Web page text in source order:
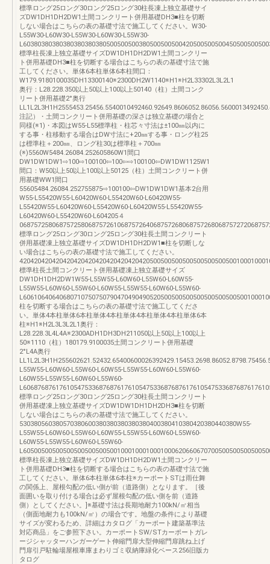
標準ロング25ロング30ロング25ロング30柱長凍上独立基礎サイ
ズDW1DH1DH2DW1土間コンクリート併用基礎DH3■柱を切断
しない場合はこちらの表の基礎寸法で施工してください。W30-
L55W30-L60W30-L55W30-L60W30-L55W30-
標準柱長凍上独立基礎サイズDW1DH1DH2DW1土間コンクリー
ト併用基礎DH3■柱を切断する場合はこちらの表の基礎寸法で施
工してください。単体6本柱単体6本柱間口：
W179.9180100035DH13300140※2300DH2W1140※H1※H2L33302L3L2L1
奥行：L28.228.350以上50以上100以上50140（柱）土間コンク
リート併用基礎2°奥行
注記）・土間コンクリート併用基礎の深さは独立基礎の場合と
同様(※1)・本図はW55-L55標準柱・柱芯々寸法は±100㎜以内に
する事・柱移動する場合はDW寸法に+20㎜する事・ロング柱25
は標準柱＋200㎜、ロング柱30は標準柱＋700㎜
(※)5560W5484.26084.252605860W1間口
DW1DW1DW1⇨100⇨100100⇦100⇦⇨100100⇦DW1DW1125W1
間口：W50以上50以上100以上50125（柱）土間コンクリート併
用基礎WW1間口
55605484.26084.252755875⇨100100⇦DW1DW1DW1基本2台用
W55-L55420W55-L60420W60-L55420W60-L60420W55-
L55420W55-L60420W60-L55420W60-L60420W55-L55420W55-
L60420W60-L55420W60-L604205４
標準ロング25ロング30ロング25ロング30柱長土間コンクリート
併用基礎凍上独立基礎サイズDW1DH1DH2DW1■柱を切断しな
い場合はこちらの表の基礎寸法で施工してください。
標準柱長土間コンクリート併用基礎凍上独立基礎サイズ
DW1DH1DH2DW1W55-L55W55-L60W60-L55W60-L60W55-
L55W55-L60W60-L55W60-L60W55-L55W55-L60W60-L55W60-
柱を切断する場合はこちらの表の基礎寸法で施工してくださ
い。単体4本柱単体6本柱単体4本柱単体4本柱単体4本柱単体6本
柱※H1※H2L3L3L2L1奥行：
L28.228.3L4L4A※2300ADH1DH3DH211050以上50以上100以上
50※1110（柱）180179.9100035土間コンクリート併用基礎
2°L4A奥行
L55W55-L60W60-L55W60-L60W55-L55W55-L60W60-L55W60-
L60W55-L55W55-L60W60-L55W60-
標準ロング25ロング30ロング25ロング30柱長土間コンクリート
併用基礎凍上独立基礎サイズDW1DW1DH1DH2DH3■柱を切断
しない場合はこちらの表の基礎寸法で施工してください。
530380560380570380600380380380380380400380410380420380440380W55-
L55W55-L60W60-L55W60-L60W55-L55W55-L60W60-L55W60-
L60W55-L55W55-L60W60-L55W60-
標準柱長凍上独立基礎サイズDW1DH1DH2DW1土間コンクリー
ト併用基礎DH3■柱を切断する場合はこちらの表の基礎寸法で施
工してください。単体6本柱単体6本柱※カーポートSTは雨仕舞
の関係上、屋根勾配の低い側が前（道路側）となります。［後
面囲いを取り付ける場合は必ず屋根勾配の低い側を前（道路
側）としてください。]※基礎寸法は長期地耐力100kN/㎡相当
（側面地耐力も100kN/㎡）の場合です。地盤の条件により基礎
サイズが変わるため、詳細はカタログ「カーポート建築基準法
対応商品」をご参照下さい。カーポートSW/STカーポートガレ
ージシャッターハンガーゲート伸縮門扉大型伸縮門扉跳ね上げ
門扉引戸駐輪場屋根車庫まわりゴミ収納庫緑化ベース256旧版カ
タログ